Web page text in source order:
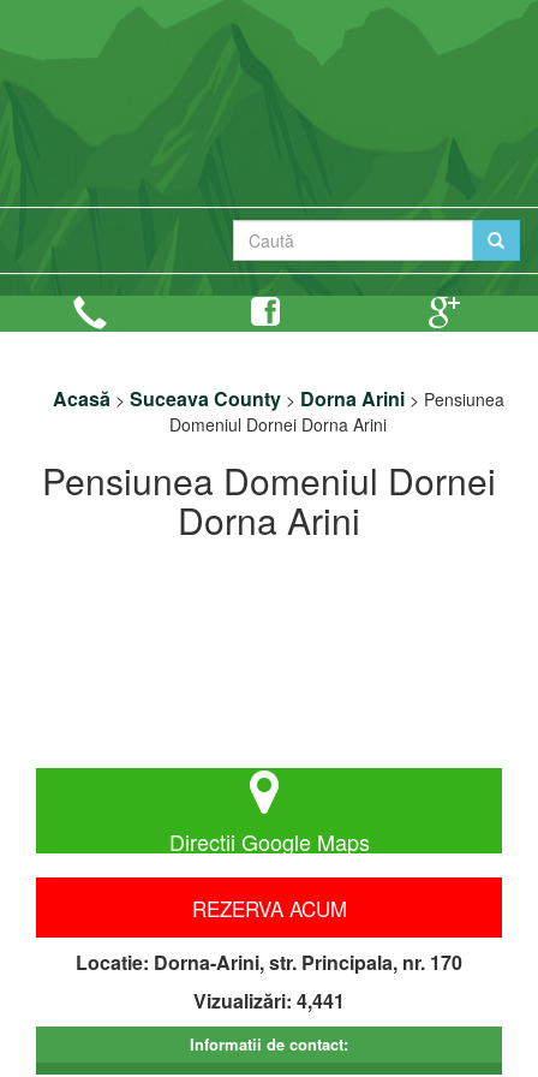
Acasă> Suceava County> Dorna Arini> Pensiunea
Domeniul Dornei Dorna Arini
Pensiunea Domeniul Dornei
Dorna Arini
Directii Google Maps
REZERVA ACUM
Locatie: Dorna-Arini, str. Principala, nr. 170
Vizualizări: 4,441
Informatii de contact: